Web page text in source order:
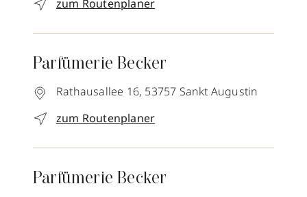
zum Routenplaner
Parfümerie Becker
Rathausallee 16, 53757 Sankt Augustin
zum Routenplaner
Parfümerie Becker